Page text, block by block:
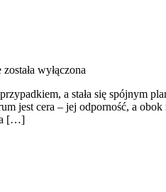
została wyłączona
a stała się spójnym
jest cera – jej odporność, a
[…]